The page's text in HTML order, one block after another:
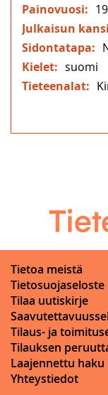
suomi
Tietoa meistä
Tietosuojaseloste
Tilaa uutiskirje
Tilaus- ja
Tilauksen
Laajennettu haku
Yhteystiedot